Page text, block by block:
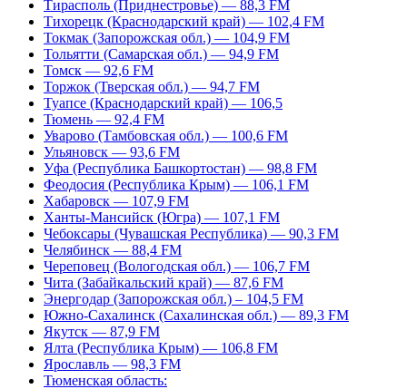
Тирасполь (Приднестровье) — 88,3 FM
Тихорецк (Краснодарский край) — 102,4 FM
Токмак (Запорожская обл.) — 104,9 FM
Тольятти (Самарская обл.) — 94,9 FM
Томск — 92,6 FM
Торжок (Тверская обл.) — 94,7 FM
Туапсе (Краснодарский край) — 106,5
Тюмень — 92,4 FM
Уварово (Тамбовская обл.) — 100,6 FM
Ульяновск — 93,6 FM
Уфа (Республика Башкортостан) — 98,8 FM
Феодосия (Республика Крым) — 106,1 FM
Хабаровск — 107,9 FM
Ханты-Мансийск (Югра) — 107,1 FM
Чебоксары (Чувашская Республика) — 90,3 FM
Челябинск — 88,4 FM
Череповец (Вологодская обл.) — 106,7 FM
Чита (Забайкальский край) — 87,6 FM
Энергодар (Запорожская обл.) – 104,5 FM
Южно-Сахалинск (Сахалинская обл.) — 89,3 FM
Якутск — 87,9 FM
Ялта (Республика Крым) — 106,8 FM
Ярославль — 98,3 FM
Тюменская область: